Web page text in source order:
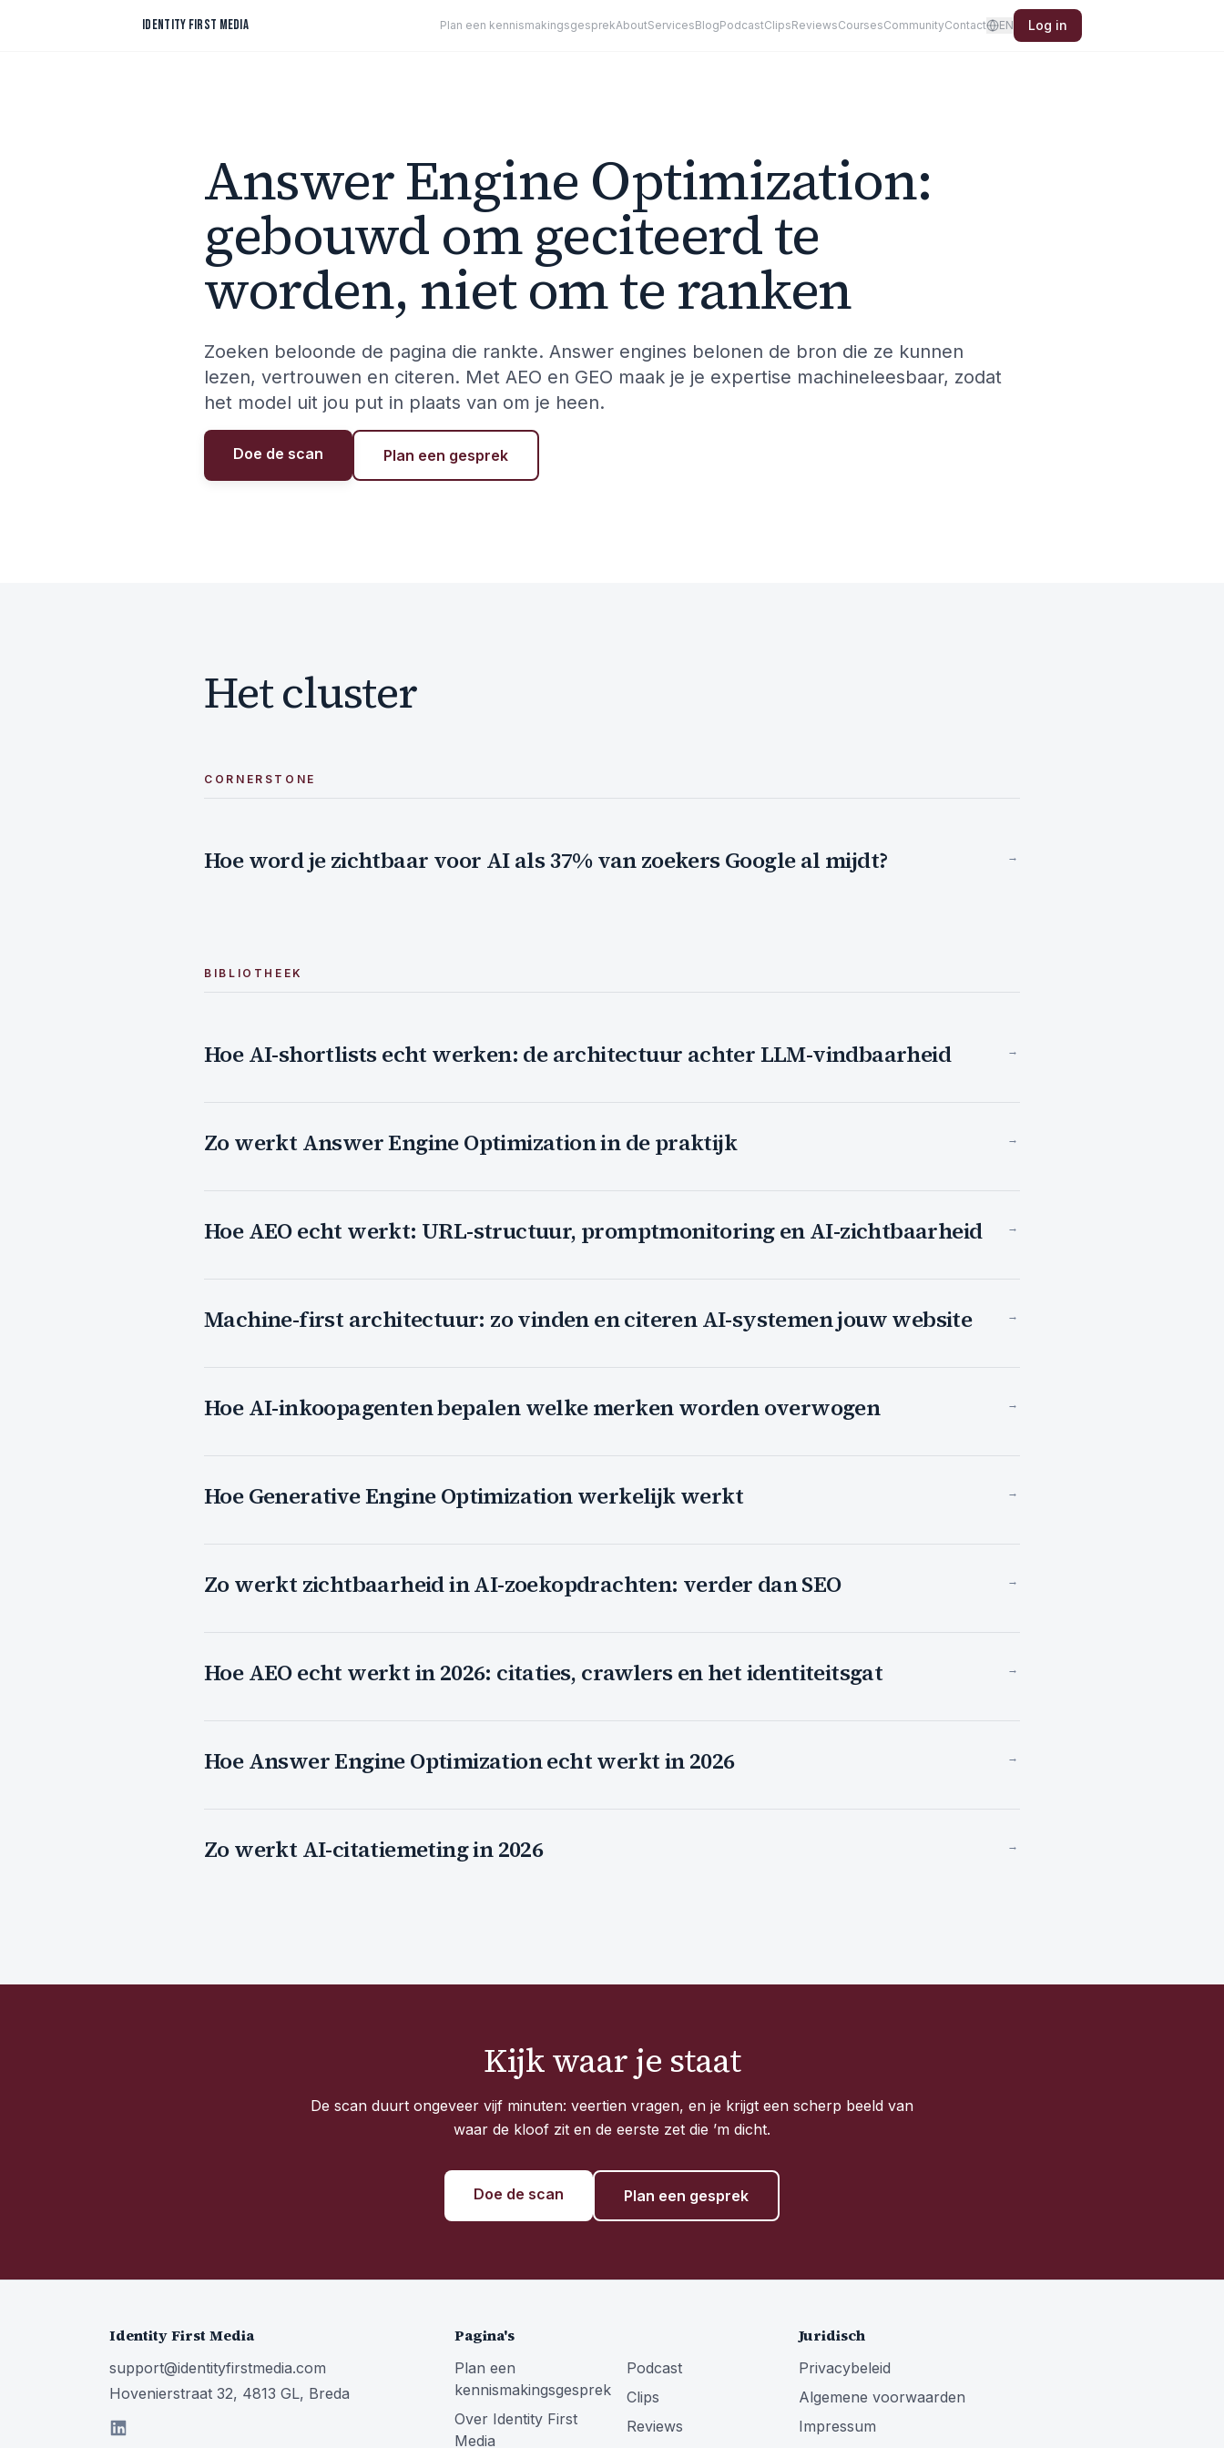
IDENTITY FIRST MEDIA Plan een kennismakingsgesprekAboutServicesBlogPodcastClipsReviewsCoursesCommunityContact EN Log in
Answer Engine Optimization:
gebouwd om geciteerd te
worden, niet om te ranken
Zoeken beloonde de pagina die rankte. Answer engines belonen de bron die ze kunnen
lezen, vertrouwen en citeren. Met AEO en GEO maak je je expertise machineleesbaar, zodat
het model uit jou put in plaats van om je heen.
Doe de scan Plan een gesprek
Het cluster
CORNERSTONE
Hoe word je zichtbaar voor AI als 37% van zoekers Google al mijdt? →
BIBLIOTHEEK
Hoe AI-shortlists echt werken: de architectuur achter LLM-vindbaarheid →
Zo werkt Answer Engine Optimization in de praktijk →
Hoe AEO echt werkt: URL-structuur, promptmonitoring en AI-zichtbaarheid →
Machine-first architectuur: zo vinden en citeren AI-systemen jouw website →
Hoe AI-inkoopagenten bepalen welke merken worden overwogen →
Hoe Generative Engine Optimization werkelijk werkt →
Zo werkt zichtbaarheid in AI-zoekopdrachten: verder dan SEO →
Hoe AEO echt werkt in 2026: citaties, crawlers en het identiteitsgat →
Hoe Answer Engine Optimization echt werkt in 2026 →
Zo werkt AI-citatiemeting in 2026 →
Kijk waar je staat
De scan duurt ongeveer vijf minuten: veertien vragen, en je krijgt een scherp beeld van
waar de kloof zit en de eerste zet die ’m dicht.
Doe de scan Plan een gesprek
Identity First Media
support@identityfirstmedia.com
Hovenierstraat 32, 4813 GL, Breda
Pagina's
Plan een
kennismakingsgesprek
Over Identity First
Media
Podcast
Clips
Reviews
Juridisch
Privacybeleid
Algemene voorwaarden
Impressum